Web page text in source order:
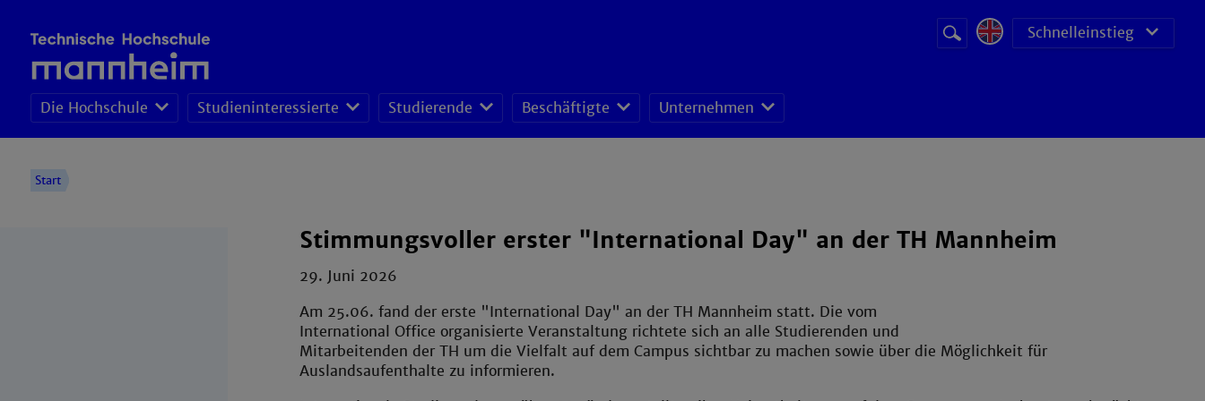
Suchbegriff
Suche
starten
Schnelleinstieg
Die Hochschule Studieninteressierte Studierende Beschäftigte Unternehmen
Start
Stimmungsvoller erster "International Day" an der TH Mannheim
29. Juni 2026
Am 25.06. fand der erste "International Day" an der TH Mannheim statt. Die vom
International Office organisierte Veranstaltung richtete sich an alle Studierenden und
Mitarbeitenden der TH um die Vielfalt auf dem Campus sichtbar zu machen sowie über die Möglichkeit für
Auslandsaufenthalte zu informieren.